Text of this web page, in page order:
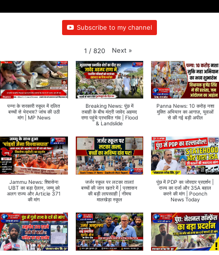
Subscribe to my channel
1 / 820 Next »
पन्ना के सरकारी स्कूल में दलित
बच्चों से भेदभाव? जांच की उठी
मांग | MP News
Breaking News: पुंछ में
तबाही के बीच मंत्री जावेद अहमद
राणा पहुंचे प्रभावित गांव | Flood
& Landslide
Panna News: 10 करोड़ नशा
मुक्ति अभियान का आगाज़, युवाओं
से की गई बड़ी अपील
Jammu News: शिवसेना
UBT का बड़ा ऐलान, जम्मू को
अलग राज्य और Article 371
की मांग
जर्जर स्कूल पर लटका ताला!
बच्चों की जान खतरे में | प्रशासन
की बड़ी लापरवाही | नीमच
मालखेड़ा स्कूल
पुंछ में PDP का जोरदार प्रदर्शन |
राज्य का दर्जा और 35A बहाल
करने की मांग | Poonch
News Today